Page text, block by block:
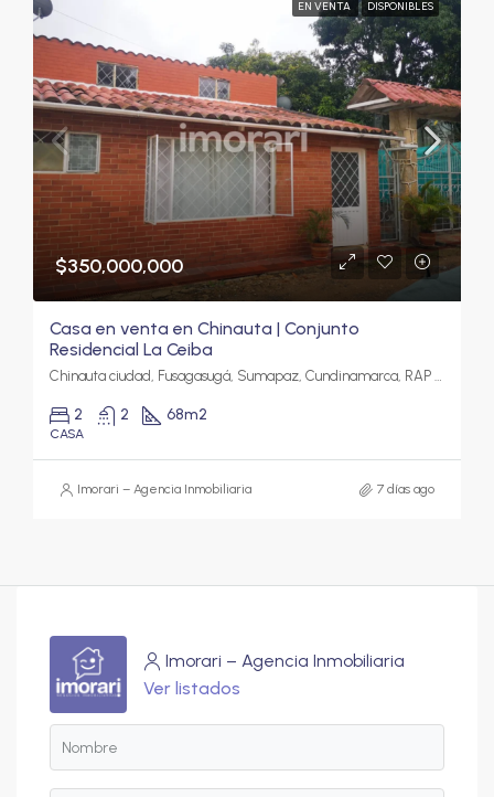
EN VENTA DISPONIBLES
$350,000,000
Casa en venta en Chinauta | Conjunto
Residencial La Ceiba
Chinauta ciudad, Fusagasugá, Sumapaz, Cundinamarca, RAP (Especial) Central, 252237, Colombia
2 2 68m2
CASA
Imorari – Agencia Inmobiliaria 7 días ago
Imorari – Agencia Inmobiliaria
Ver listados